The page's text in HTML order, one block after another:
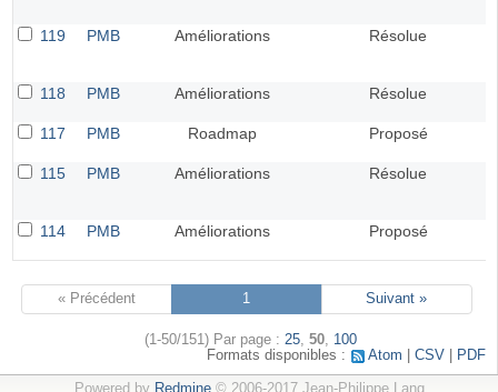
119 PMB Améliorations Résolue
118 PMB Améliorations Résolue
117 PMB Roadmap Proposé
115 PMB Améliorations Résolue
114 PMB Améliorations Proposé
« Précédent 1 Suivant »
(1-50/151) Par page : 25, 50, 100
Formats disponibles :
Atom CSV PDF
Powered by Redmine© 2006-2017 Jean-Philippe Lang